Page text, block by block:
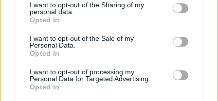
I want to opt-out of the Sharing of my
personal data.
Opted In
I want to opt-out of the Sale of my
Personal Data.
Opted In
I want to opt-out of processing my
Personal Data for Targeted Advertising.
Opted In
Speranza e la fregatura vaccino
per gli italiani: “Quarta dose in
19/04/2022
LA PANDEMIA
"Picco di contagi" Il Covid torna